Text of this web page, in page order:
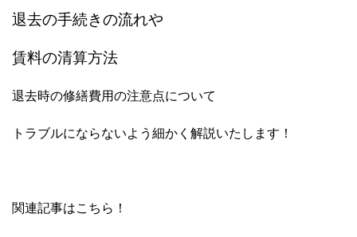
退去の手続きの流れや
賃料の清算方法
退去時の修繕費用の注意点について
トラブルにならないよう細かく解説いたします！
関連記事はこちら！